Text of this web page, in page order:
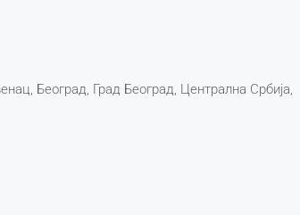
Београд, Град Београд, Централна Србија,